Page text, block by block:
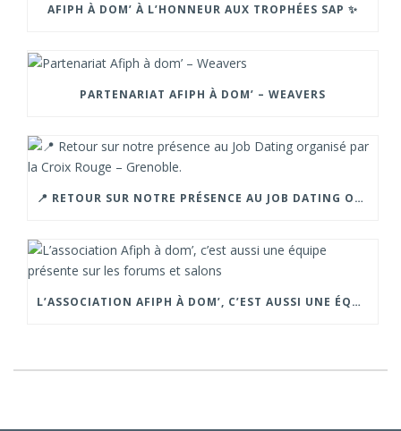
AFIPH À DOM’ À L’HONNEUR AUX TROPHÉES SAP ✨
PARTENARIAT AFIPH À DOM’ – WEAVERS
📍 RETOUR SUR NOTRE PRÉSENCE AU JOB DATING ORGANISÉ PAR LA CROIX ROUGE – GRENOBLE.
L’ASSOCIATION AFIPH À DOM’, C’EST AUSSI UNE ÉQUIPE PRÉSENTE SUR LES FORUMS ET SALONS